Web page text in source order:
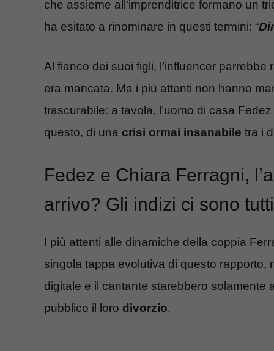
che assieme all’imprenditrice formano un
ha esitato a rinominare in questi termini: “
Al fianco dei suoi figli, l’influencer
era mancata. Ma i più attenti non hanno
trascurabile: a tavola, l’uomo di casa
questo, di una crisi ormai insanabile tra i
Fedez e Chiara Ferragni,
arrivo? Gli indizi ci sono tutti
I più attenti alle dinamiche della coppia
singola tappa evolutiva di questo rapporto,
digitale e il cantante starebbero solamente
pubblico il loro divorzio.